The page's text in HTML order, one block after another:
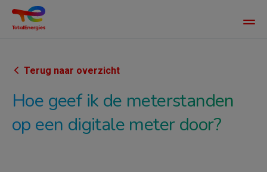
naar
inhoud
gaan
Main
Terug naar overzicht
Hoe geef ik de meterstanden
op een digitale meter door?